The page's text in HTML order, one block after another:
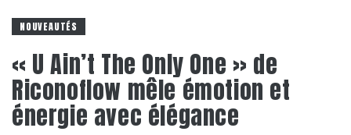
NOUVEAUTÉS
« U Ain’t The Only One » de
Riconoflow mêle émotion et
énergie avec élégance